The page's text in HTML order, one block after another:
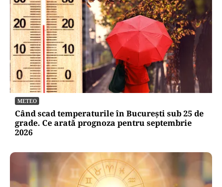
METEO
Când scad temperaturile în București sub 25 de
grade. Ce arată prognoza pentru septembrie
2026